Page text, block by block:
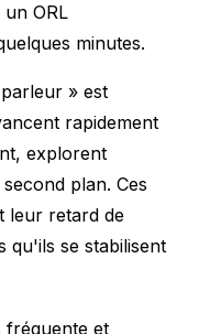
ORL
minutes.
» est
rapidement
explorent
plan. Ces
leur retard de
qu'ils se stabilisent
fréquente et